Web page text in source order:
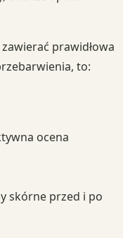
prawidłowa
to:
ocena
skórne przed i po